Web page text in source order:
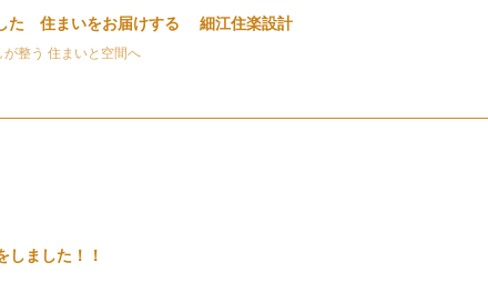
た 住まいをお届けする 細江住楽設計
整う 住まいと空間へ
しました！！